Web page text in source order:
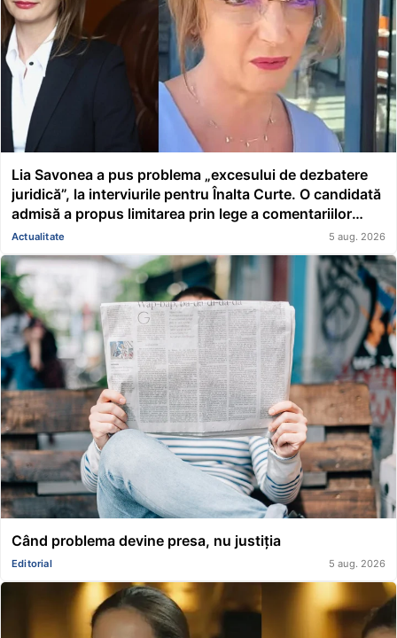
Lia Savonea a pus problema „excesului de dezbatere
juridică”, la interviurile pentru Înalta Curte. O candidată
admisă a propus limitarea prin lege a comentariilor
presei și societății civile în privința deciziilor instanțelor
Actualitate 5 aug. 2026
Când problema devine presa, nu justiția
Editorial 5 aug. 2026